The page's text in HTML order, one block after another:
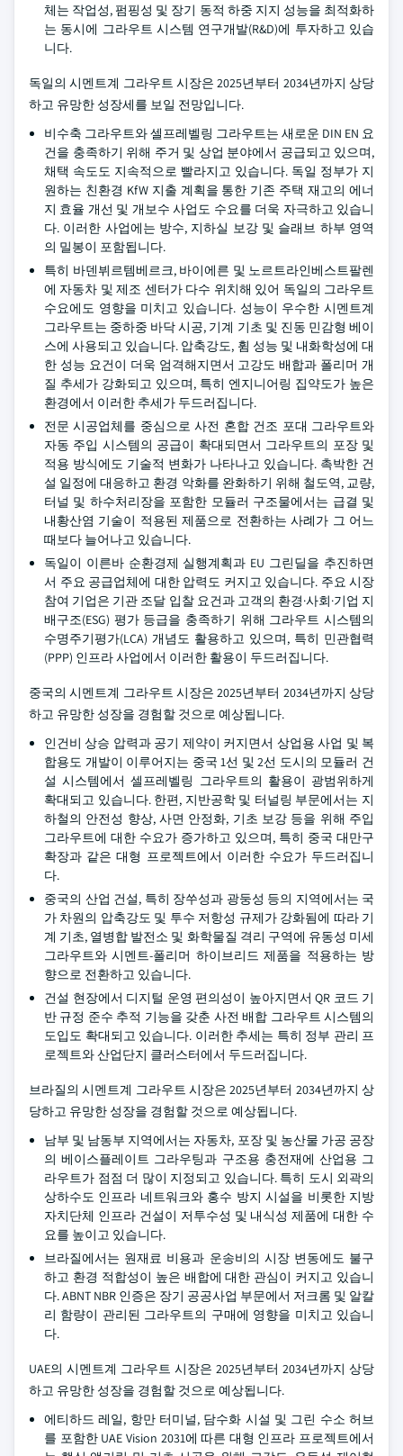
체는 작업성, 펌핑성 및 장기 동적 하중 지지 성능을 최적화하
는 동시에 그라우트 시스템 연구개발(R&D)에 투자하고 있습
니다.
독일의 시멘트계 그라우트 시장은 2025년부터 2034년까지 상당
하고 유망한 성장세를 보일 전망입니다.
비수축 그라우트와 셀프레벨링 그라우트는 새로운 DIN EN 요
건을 충족하기 위해 주거 및 상업 분야에서 공급되고 있으며,
채택 속도도 지속적으로 빨라지고 있습니다. 독일 정부가 지
원하는 친환경 KfW 지출 계획을 통한 기존 주택 재고의 에너
지 효율 개선 및 개보수 사업도 수요를 더욱 자극하고 있습니
다. 이러한 사업에는 방수, 지하실 보강 및 슬래브 하부 영역
의 밀봉이 포함됩니다.
특히 바덴뷔르템베르크, 바이에른 및 노르트라인베스트팔렌
에 자동차 및 제조 센터가 다수 위치해 있어 독일의 그라우트
수요에도 영향을 미치고 있습니다. 성능이 우수한 시멘트계
그라우트는 중하중 바닥 시공, 기계 기초 및 진동 민감형 베이
스에 사용되고 있습니다. 압축강도, 휨 성능 및 내화학성에 대
한 성능 요건이 더욱 엄격해지면서 고강도 배합과 폴리머 개
질 추세가 강화되고 있으며, 특히 엔지니어링 집약도가 높은
환경에서 이러한 추세가 두드러집니다.
전문 시공업체를 중심으로 사전 혼합 건조 포대 그라우트와
자동 주입 시스템의 공급이 확대되면서 그라우트의 포장 및
적용 방식에도 기술적 변화가 나타나고 있습니다. 촉박한 건
설 일정에 대응하고 환경 악화를 완화하기 위해 철도역, 교량,
터널 및 하수처리장을 포함한 모듈러 구조물에서는 급결 및
내황산염 기술이 적용된 제품으로 전환하는 사례가 그 어느
때보다 늘어나고 있습니다.
독일이 이른바 순환경제 실행계획과 EU 그린딜을 추진하면
서 주요 공급업체에 대한 압력도 커지고 있습니다. 주요 시장
참여 기업은 기관 조달 입찰 요건과 고객의 환경·사회·기업 지
배구조(ESG) 평가 등급을 충족하기 위해 그라우트 시스템의
수명주기평가(LCA) 개념도 활용하고 있으며, 특히 민관협력
(PPP) 인프라 사업에서 이러한 활용이 두드러집니다.
중국의 시멘트계 그라우트 시장은 2025년부터 2034년까지 상당
하고 유망한 성장을 경험할 것으로 예상됩니다.
인건비 상승 압력과 공기 제약이 커지면서 상업용 사업 및 복
합용도 개발이 이루어지는 중국 1선 및 2선 도시의 모듈러 건
설 시스템에서 셀프레벨링 그라우트의 활용이 광범위하게
확대되고 있습니다. 한편, 지반공학 및 터널링 부문에서는 지
하철의 안전성 향상, 사면 안정화, 기초 보강 등을 위해 주입
그라우트에 대한 수요가 증가하고 있으며, 특히 중국 대만구
확장과 같은 대형 프로젝트에서 이러한 수요가 두드러집니
다.
중국의 산업 건설, 특히 장쑤성과 광둥성 등의 지역에서는 국
가 차원의 압축강도 및 투수 저항성 규제가 강화됨에 따라 기
계 기초, 열병합 발전소 및 화학물질 격리 구역에 유동성 미세
그라우트와 시멘트-폴리머 하이브리드 제품을 적용하는 방
향으로 전환하고 있습니다.
건설 현장에서 디지털 운영 편의성이 높아지면서 QR 코드 기
반 규정 준수 추적 기능을 갖춘 사전 배합 그라우트 시스템의
도입도 확대되고 있습니다. 이러한 추세는 특히 정부 관리 프
로젝트와 산업단지 클러스터에서 두드러집니다.
브라질의 시멘트계 그라우트 시장은 2025년부터 2034년까지 상
당하고 유망한 성장을 경험할 것으로 예상됩니다.
남부 및 남동부 지역에서는 자동차, 포장 및 농산물 가공 공장
의 베이스플레이트 그라우팅과 구조용 충전재에 산업용 그
라우트가 점점 더 많이 지정되고 있습니다. 특히 도시 외곽의
상하수도 인프라 네트워크와 홍수 방지 시설을 비롯한 지방
자치단체 인프라 건설이 저투수성 및 내식성 제품에 대한 수
요를 높이고 있습니다.
브라질에서는 원재료 비용과 운송비의 시장 변동에도 불구
하고 환경 적합성이 높은 배합에 대한 관심이 커지고 있습니
다. ABNT NBR 인증은 장기 공공사업 부문에서 저크롬 및 알칼
리 함량이 관리된 그라우트의 구매에 영향을 미치고 있습니
다.
UAE의 시멘트계 그라우트 시장은 2025년부터 2034년까지 상당
하고 유망한 성장을 경험할 것으로 예상됩니다.
에티하드 레일, 항만 터미널, 담수화 시설 및 그린 수소 허브
를 포함한 UAE Vision 2031에 따른 대형 인프라 프로젝트에서